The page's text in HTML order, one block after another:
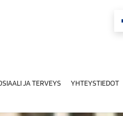
JA TERVEYS YHTEYSTIEDOT